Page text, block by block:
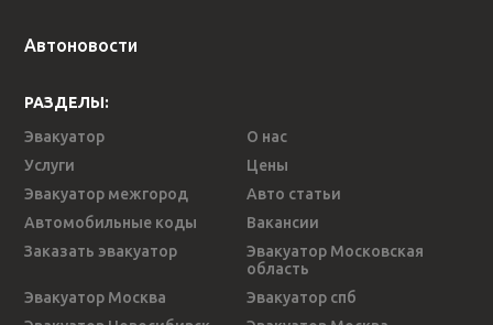
Автоновости
РАЗДЕЛЫ:
Эвакуатор
О нас
Услуги
Цены
Эвакуатор межгород
Авто статьи
Автомобильные коды
Вакансии
Заказать эвакуатор
Эвакуатор Московская
область
Эвакуатор Москва
Эвакуатор спб